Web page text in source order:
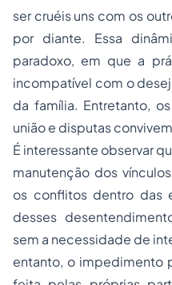
ser cruéis uns com os
por diante. Essa
paradoxo, em que a
incompatível com o
da família. Entretanto,
união e disputas
É interessante observar
manutenção dos
os conflitos dentro das
desses
sem a necessidade de
entanto, o impedimento